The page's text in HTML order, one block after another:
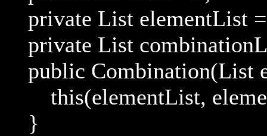
private List elementList
private List
public Combination(List
this(elementList,
}